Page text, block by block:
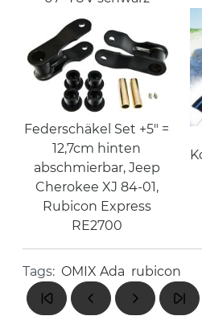
Federschäkel Set +5" =
12,7cm hinten
abschmierbar, Jeep
Cherokee XJ 84-01,
Rubicon Express
RE2700
Tags: OMIX Ada rubicon